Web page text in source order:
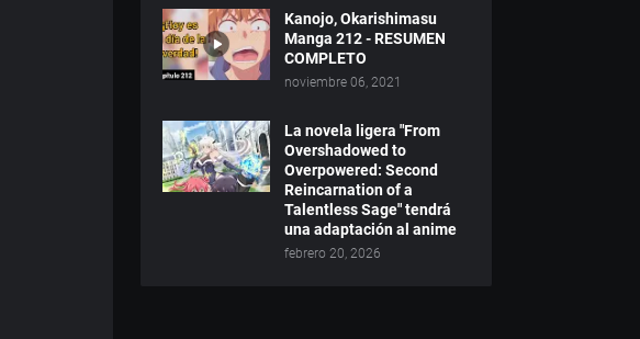
Kanojo, Okarishimasu
Manga 212 - RESUMEN
COMPLETO
noviembre 06, 2021
La novela ligera "From
Overshadowed to
Overpowered: Second
Reincarnation of a
Talentless Sage" tendrá
una adaptación al anime
febrero 20, 2026